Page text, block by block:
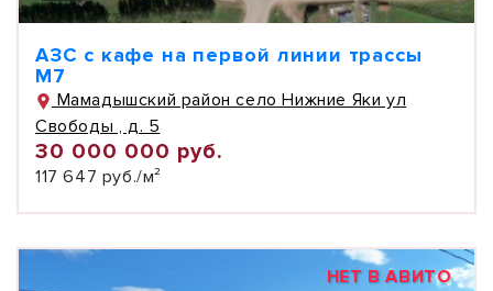
АЗС с кафе на первой линии трассы
М7
Мамадышский район село Нижние Яки ул
Свободы , д. 5
30 000 000 руб.
117 647 руб./м²
НЕТ В АВИТО